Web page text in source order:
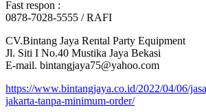
Fast respon :
0878-7028-5555 / RAFI
CV.Bintang Jaya Rental Party Equipment
Jl. Siti I No.40 Mustika Jaya Bekasi
E-mail. bintangjaya75@yahoo.com
https://www.bintangjaya.co.id/2022/04/06/
jakarta-tanpa-minimum-order/